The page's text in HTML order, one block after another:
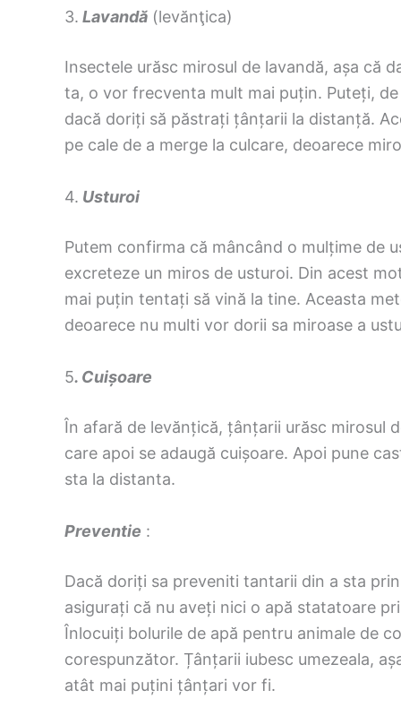
3. Lavandă (levănţica)
Insectele urăsc mirosul de lavandă, așa că
ta, o vor frecventa mult mai puțin. Puteți,
dacă doriți să păstrați țânțarii la distanță.
pe cale de a merge la culcare, deoarece
4. Usturoi
Putem confirma că mâncând o mulțime de
excreteze un miros de usturoi. Din acest
mai puțin tentați să vină la tine. Aceasta
deoarece nu multi vor dorii sa miroase a
5. Cuișoare
În afară de levănțică, țânțarii urăsc mirosul
care apoi se adaugă cuișoare. Apoi pune
sta la distanta.
Preventie :
Dacă doriți sa preveniti tantarii din a sta
asigurați că nu aveți nici o apă statatoare
Înlocuiți bolurile de apă pentru animale de
corespunzător. Țânțarii iubesc umezeala,
atât mai puțini țânțari vor fi.